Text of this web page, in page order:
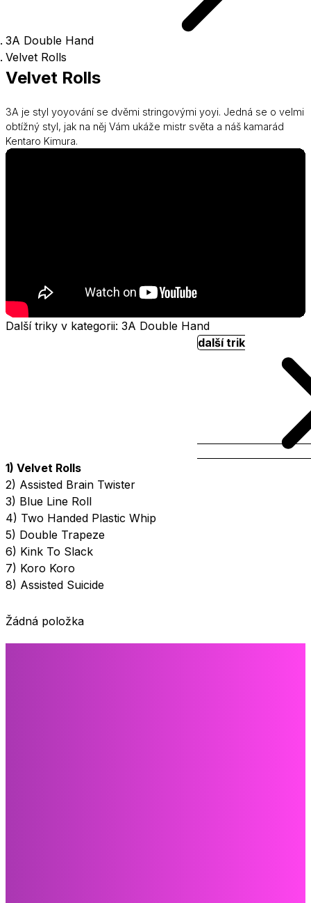
3A Double Hand
Velvet Rolls
Velvet Rolls
3A je styl yoyování se dvěmi stringovými yoyi. Jedná se o velmi
obtížný styl, jak na něj Vám ukáže mistr světa a náš kamarád
Kentaro Kimura.
Další triky v kategorii: 3A Double Hand
další trik
1) Velvet Rolls
2) Assisted Brain Twister
3) Blue Line Roll
4) Two Handed Plastic Whip
5) Double Trapeze
6) Kink To Slack
7) Koro Koro
8) Assisted Suicide
Žádná položka